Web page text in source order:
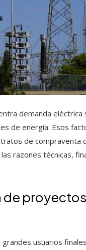
demanda
de energía. Esos
de compraventa
razones técnicas,
de
usuarios